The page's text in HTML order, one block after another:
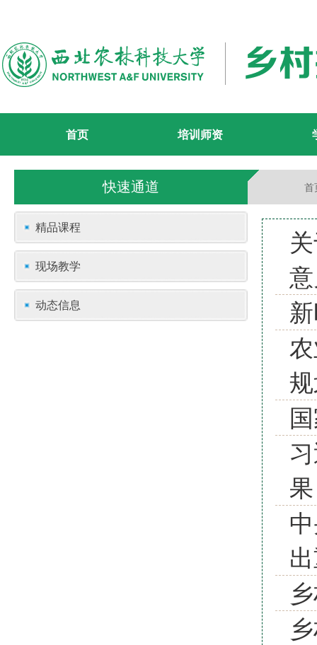
首页 培训师资
快速通道 首
精品课程
现场教学
动态信息